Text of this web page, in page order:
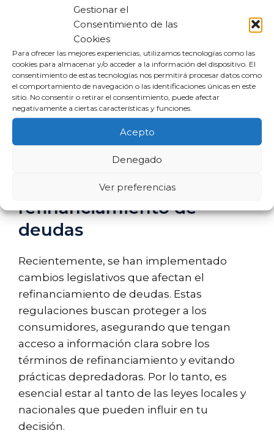
Gestionar el
Consentimiento de las
Cookies
Para ofrecer las mejores experiencias, utilizamos tecnologías como las
cookies para almacenar y/o acceder a la información del dispositivo. El
consentimiento de estas tecnologías nos permitirá procesar datos como
el comportamiento de navegación o las identificaciones únicas en este
sitio. No consentir o retirar el consentimiento, puede afectar
negativamente a ciertas características y funciones.
Acepto
Denegado
Ver preferencias
desde la evaluación de tu crédito hasta la
firma de un nuevo contrato. Durante este
proceso, el prestamista revisará tu historial
crediticio, tus ingresos y tu capacidad de
pago. Esto determinará las condiciones de
tu nuevo préstamo. Además, es posible que
debas presentar documentación adicional y
esperar el tiempo de aprobación del nuevo
Nueva legislación sobre
refinanciamiento de
deudas
Recientemente, se han implementado
cambios legislativos que afectan el
refinanciamiento de deudas. Estas
regulaciones buscan proteger a los
consumidores, asegurando que tengan
acceso a información clara sobre los
términos de refinanciamiento y evitando
prácticas depredadoras. Por lo tanto, es
esencial estar al tanto de las leyes locales y
nacionales que pueden influir en tu
decisión.